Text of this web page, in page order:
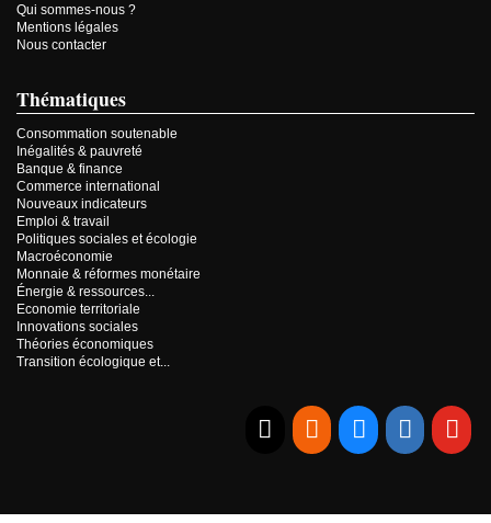
Qui sommes-nous ?
Mentions légales
Nous contacter
Thématiques
Consommation soutenable
Inégalités & pauvreté
Banque & finance
Commerce international
Nouveaux indicateurs
Emploi & travail
Politiques sociales et écologie
Macroéconomie
Monnaie & réformes monétaire
Énergie & ressources...
Economie territoriale
Innovations sociales
Théories économiques
Transition écologique et...